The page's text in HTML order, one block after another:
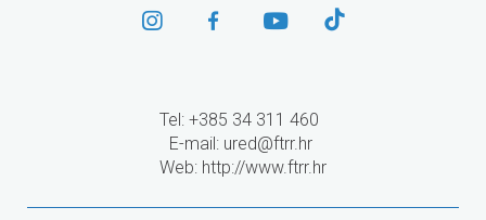
Tel: +385 34 311 460
E-mail: ured@ftrr.hr
Web: http://www.ftrr.hr